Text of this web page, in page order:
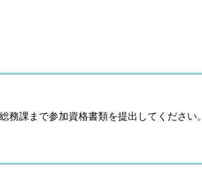
課まで参加資格書類を提出してください。